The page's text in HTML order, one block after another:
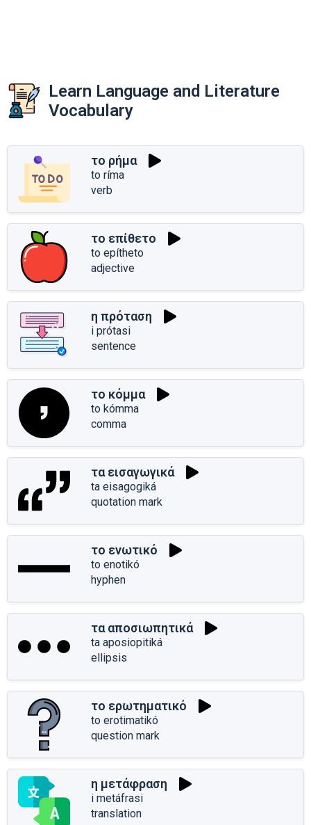
Learn Language and Literature
Vocabulary
το ρήμα
to ríma
verb
το επίθετο
to epítheto
adjective
η πρόταση
i prótasi
sentence
το κόμμα
to kómma
comma
τα εισαγωγικά
ta eisagogiká
quotation mark
το ενωτικό
to enotikó
hyphen
τα αποσιωπητικά
ta aposiopitiká
ellipsis
το ερωτηματικό
to erotimatikó
question mark
η μετάφραση
i metáfrasi
translation